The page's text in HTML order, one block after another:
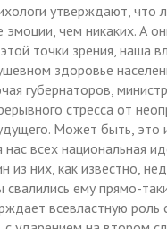
утверждают, что
эмоции, чем никаких. А
точки зрения, наша
здоровье
губернаторов,
стресса от
Может быть, это
всех национальная
из них, как известно,
ему прямо-
всевластную роль